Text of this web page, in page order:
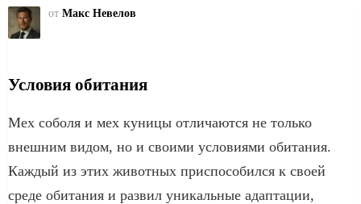
от Макс Невелов
Условия обитания
Мех соболя и мех куницы отличаются не только
внешним видом, но и своими условиями обитания.
Каждый из этих животных приспособился к своей
среде обитания и развил уникальные адаптации,